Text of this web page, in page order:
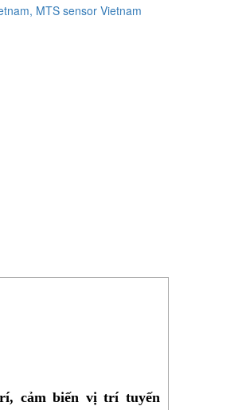
MTS sensor Vietnam
cảm biến vị trí tuyến